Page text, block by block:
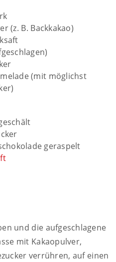
(z. B. Backkakao)
(mit möglichst
geraspelt
und die aufgeschlagene
mit Kakaopulver,
verrühren, auf einen